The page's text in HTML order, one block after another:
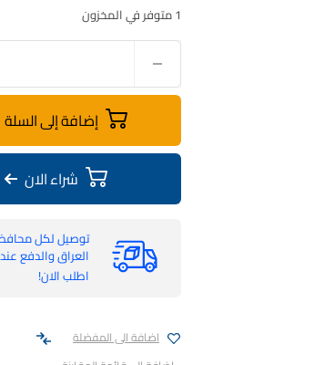
1 متوفر في المخزون
إضافة إلى السلة
شراء الان
توصيل لكل
العراق والدفع
اطلب الان!
اضافة الى المفضلة